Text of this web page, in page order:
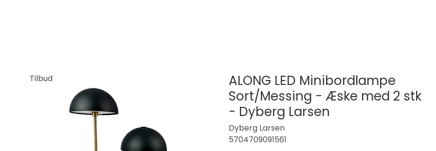
Tilbud
ALONG LED Minibordlampe
Sort/Messing - Æske med 2 stk
- Dyberg Larsen
Dyberg Larsen
5704709091561